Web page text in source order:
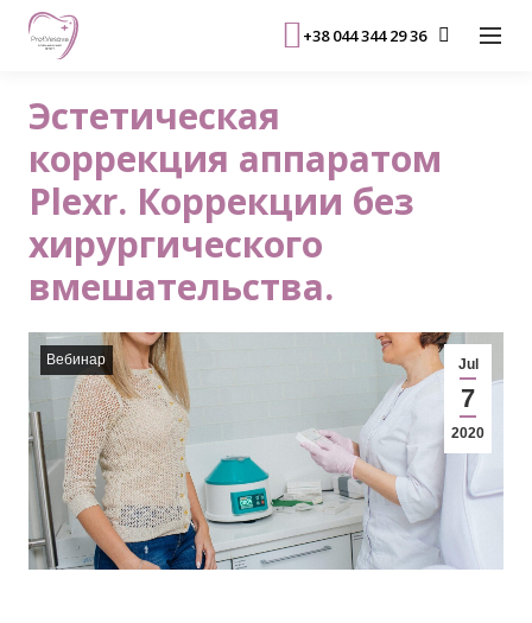
+38 044 344 29 36
Эстетическая
коррекция аппаратом
Plexr. Коррекции без
хирургического
вмешательства.
Вебинар Jul
7
2020